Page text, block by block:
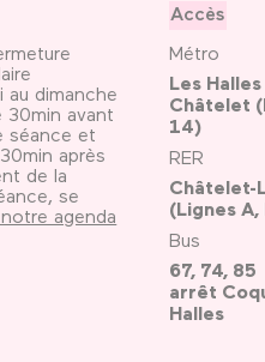
au dimanche
30min avant
séance et
après
de la
se
agenda
Accès
Métro
Les
Châtelet
14)
RER
Châtelet-
(Lignes A,
Bus
67, 74, 85
arrêt
Halles